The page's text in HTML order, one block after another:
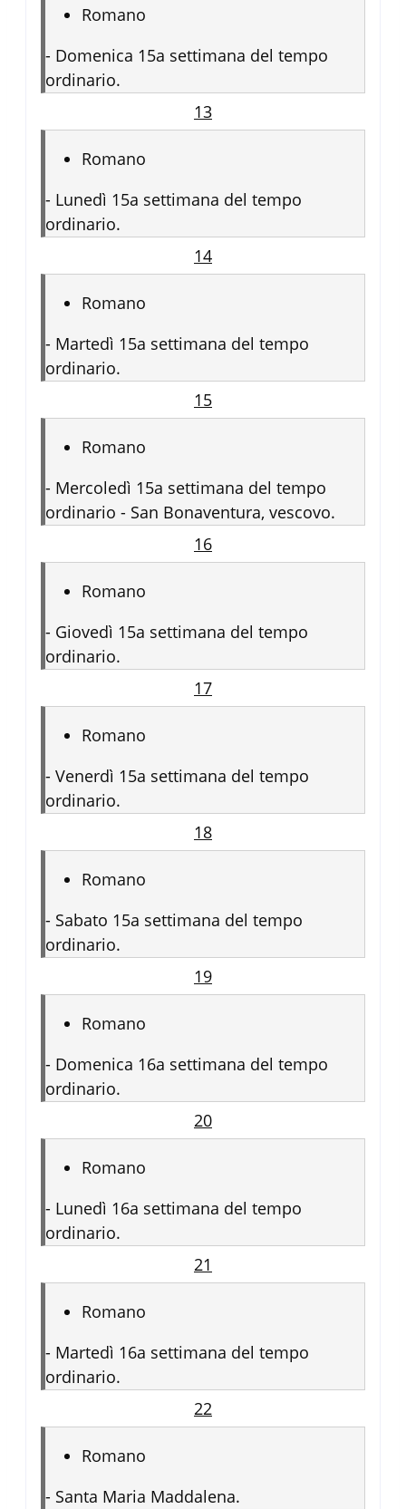
Romano
- Domenica 15a settimana del tempo
ordinario.
13
Romano
- Lunedì 15a settimana del tempo
ordinario.
14
Romano
- Martedì 15a settimana del tempo
ordinario.
15
Romano
- Mercoledì 15a settimana del tempo
ordinario - San Bonaventura, vescovo.
16
Romano
- Giovedì 15a settimana del tempo
ordinario.
17
Romano
- Venerdì 15a settimana del tempo
ordinario.
18
Romano
- Sabato 15a settimana del tempo
ordinario.
19
Romano
- Domenica 16a settimana del tempo
ordinario.
20
Romano
- Lunedì 16a settimana del tempo
ordinario.
21
Romano
- Martedì 16a settimana del tempo
ordinario.
22
Romano
- Santa Maria Maddalena.